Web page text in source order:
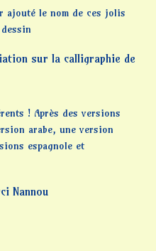
ajouté le nom de ces jolis
sur la calligraphie de
! Après des versions
arabe, une version
espagnole et
Nannou